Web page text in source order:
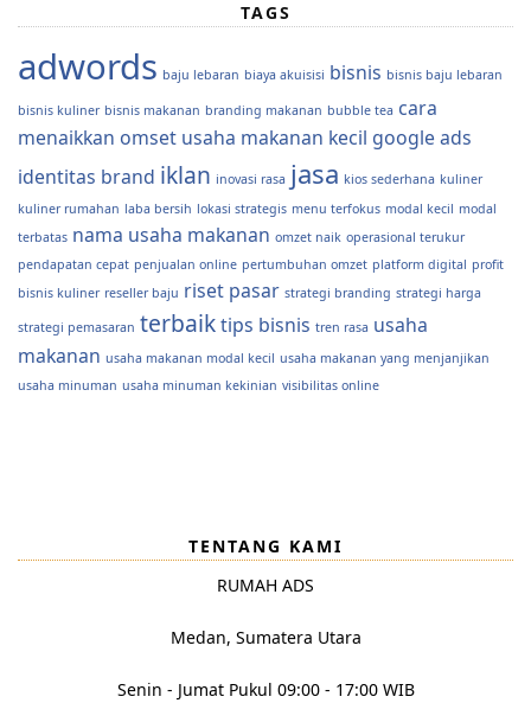
TAGS
adwords baju lebaran biaya akuisisi bisnis bisnis baju lebaran
bisnis kuliner bisnis makanan branding makanan bubble tea cara
menaikkan omset usaha makanan kecil google ads
identitas brand iklan inovasi rasa jasa kios sederhana kuliner
kuliner rumahan laba bersih lokasi strategis menu terfokus modal kecil modal
terbatas nama usaha makanan omzet naik operasional terukur
pendapatan cepat penjualan online pertumbuhan omzet platform digital profit
bisnis kuliner reseller baju riset pasar strategi branding strategi harga
strategi pemasaran terbaiktips bisnis tren rasa usaha
makanan usaha makanan modal kecil usaha makanan yang menjanjikan
usaha minuman usaha minuman kekinian visibilitas online
TENTANG KAMI
RUMAH ADS
Medan, Sumatera Utara
Senin - Jumat Pukul 09:00 - 17:00 WIB